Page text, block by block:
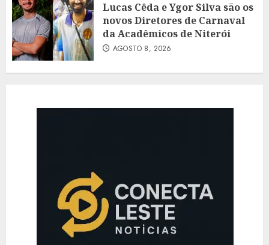
Lucas Cêda e Ygor Silva são os
novos Diretores de Carnaval
da Acadêmicos de Niterói
AGOSTO 8, 2026